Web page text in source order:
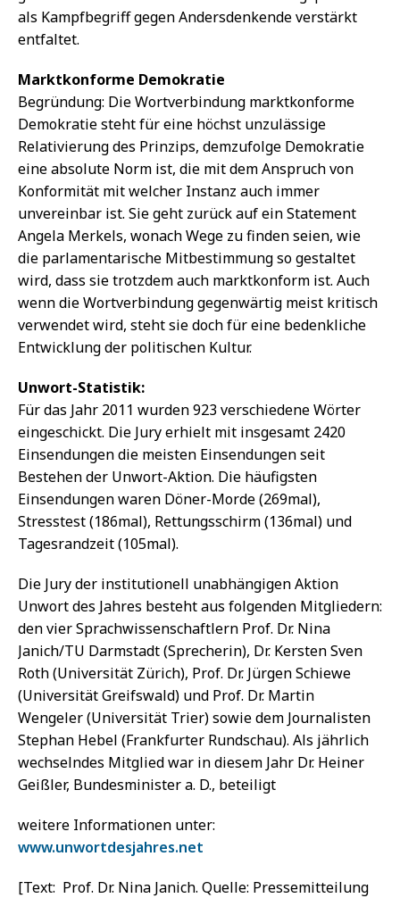
als Kampfbegriff gegen Andersdenkende verstärkt
entfaltet.
Marktkonforme Demokratie
Begründung: Die Wortverbindung marktkonforme
Demokratie steht für eine höchst unzulässige
Relativierung des Prinzips, demzufolge Demokratie
eine absolute Norm ist, die mit dem Anspruch von
Konformität mit welcher Instanz auch immer
unvereinbar ist. Sie geht zurück auf ein Statement
Angela Merkels, wonach Wege zu finden seien, wie
die parlamentarische Mitbestimmung so gestaltet
wird, dass sie trotzdem auch marktkonform ist. Auch
wenn die Wortverbindung gegenwärtig meist kritisch
verwendet wird, steht sie doch für eine bedenkliche
Entwicklung der politischen Kultur.
Unwort-Statistik:
Für das Jahr 2011 wurden 923 verschiedene Wörter
eingeschickt. Die Jury erhielt mit insgesamt 2420
Einsendungen die meisten Einsendungen seit
Bestehen der Unwort-Aktion. Die häufigsten
Einsendungen waren Döner-Morde (269mal),
Stresstest (186mal), Rettungsschirm (136mal) und
Tagesrandzeit (105mal).
Die Jury der institutionell unabhängigen Aktion
Unwort des Jahres besteht aus folgenden Mitgliedern:
den vier Sprachwissenschaftlern Prof. Dr. Nina
Janich/TU Darmstadt (Sprecherin), Dr. Kersten Sven
Roth (Universität Zürich), Prof. Dr. Jürgen Schiewe
(Universität Greifswald) und Prof. Dr. Martin
Wengeler (Universität Trier) sowie dem Journalisten
Stephan Hebel (Frankfurter Rundschau). Als jährlich
wechselndes Mitglied war in diesem Jahr Dr. Heiner
Geißler, Bundesminister a. D., beteiligt
weitere Informationen unter:
www.unwortdesjahres.net
[Text: Prof. Dr. Nina Janich. Quelle: Pressemitteilung